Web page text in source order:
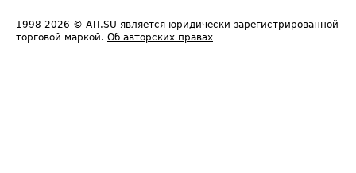
1998-2026 © ATI.SU является юридически зарегистрированной
торговой маркой. Об авторских правах